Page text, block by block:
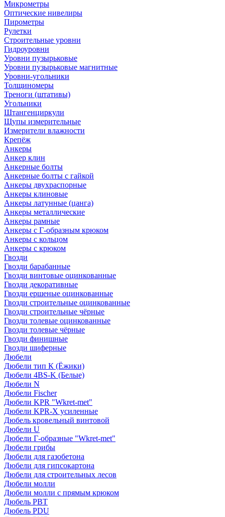
Микрометры
Оптические нивелиры
Пирометры
Рулетки
Строительные уровни
Гидроуровни
Уровни пузырьковые
Уровни пузырьковые магнитные
Уровни-угольники
Толщиномеры
Треноги (штативы)
Угольники
Штангенциркули
Щупы измерительные
Измерители влажности
Крепёж
Анкеры
Анкер клин
Анкерные болты
Анкерные болты с гайкой
Анкеры двухраспорные
Анкеры клиновые
Анкеры латунные (цанга)
Анкеры металлические
Анкеры рамные
Анкеры с Г-образным крюком
Анкеры с кольцом
Анкеры с крюком
Гвозди
Гвозди барабанные
Гвозди винтовые оцинкованные
Гвозди декоративные
Гвозди ершеные оцинкованные
Гвозди строительные оцинкованные
Гвозди строительные чёрные
Гвозди толевые оцинкованные
Гвозди толевые чёрные
Гвозди финишные
Гвозди шиферные
Дюбели
Дюбели тип К (Ёжики)
Дюбели 4BS-K (Белые)
Дюбели N
Дюбели Fischer
Дюбели KPR "Wkret-met"
Дюбели KPR-Х усиленные
Дюбель кровельный винтовой
Дюбели U
Дюбели Г-образные "Wkret-met"
Дюбели грибы
Дюбели для газобетона
Дюбели для гипсокартона
Дюбели для строительных лесов
Дюбели молли
Дюбели молли с прямым крюком
Дюбель PBT
Дюбель PDU